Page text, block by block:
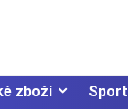
zboží Sport